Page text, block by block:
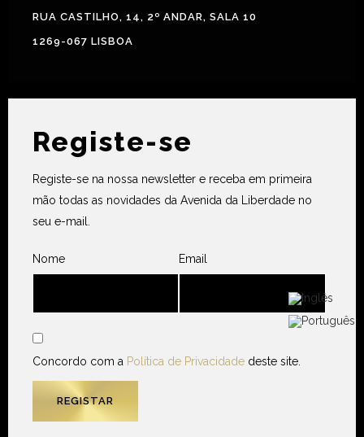
RUA CASTILHO, 14, 2º ANDAR, SALA 10
1269-067 LISBOA
Registe-se
Registe-se na nossa newsletter e receba em primeira
mão todas as novidades da Avenida da Liberdade no
seu e-mail.
Nome Email
Concordo com a Política de Privacidade deste site.